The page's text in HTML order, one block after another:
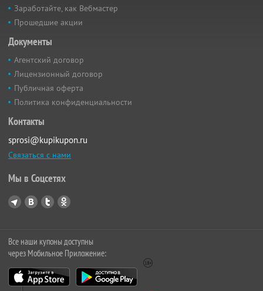
Заработайте, как Вебмастер
Прошедшие акции
Документы
Агентский договор
Лицензионный договор
Публичная оферта
Политика конфиденциальности
Контакты
sprosi@kupikupon.ru
Связаться с нами
Мы в Соцсетях
Все наши купоны доступны
через Мобильное Приложение: